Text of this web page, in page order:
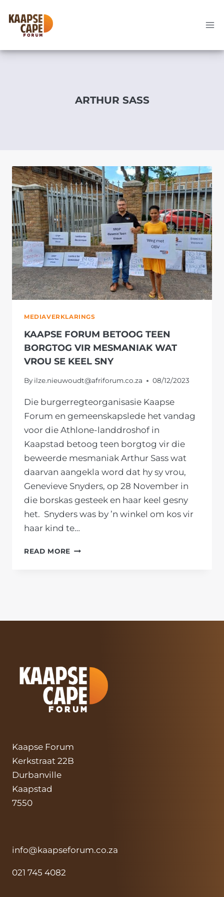
content
ARTHUR SASS
MEDIAVERKLARINGS
KAAPSE FORUM BETOOG TEEN
BORGTOG VIR MESMANIAK WAT
VROU SE KEEL SNY
By ilze.nieuwoudt@afriforum.co.za 08/12/2023
Die burgerregteorganisasie Kaapse
Forum en gemeenskapslede het vandag
voor die Athlone-landdroshof in
Kaapstad betoog teen borgtog vir die
beweerde mesmaniak Arthur Sass wat
daarvan aangekla word dat hy sy vrou,
Genevieve Snyders, op 28 November in
die borskas gesteek en haar keel gesny
het. Snyders was by ’n winkel om kos vir
haar kind te…
READ MORE KAAPSE
SNY
Kaapse Forum
Kerkstraat 22B
Durbanville
Kaapstad
7550
info@kaapseforum.co.za
021 745 4082